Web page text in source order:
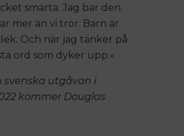
smärta. Jag bar den.
mer än vi tror. Barn är
Och när jag tänker på
ord som dyker upp.«
svenska utgåvan i
kommer Douglas